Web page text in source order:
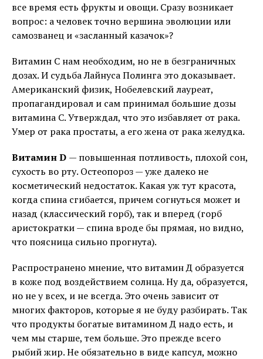
все время есть фрукты и овощи. Сразу возникает
вопрос: а человек точно вершина эволюции или
самозванец и «засланный казачок»?
Витамин С нам необходим, но не в безграничных
дозах. И судьба Лайнуса Полинга это доказывает.
Американский физик, Нобелевский лауреат,
пропагандировал и сам принимал большие дозы
витамина С. Утверждал, что это избавляет от рака.
Умер от рака простаты, а его жена от рака желудка.
ВитаминD — повышенная потливость, плохой сон,
сухость во рту. Остеопороз — уже далеко не
косметический недостаток. Какая уж тут красота,
когда спина сгибается, причем согнуться может и
назад (классический горб), так и вперед (горб
аристократки — спина вроде бы прямая, но видно,
что поясница сильно прогнута).
Распространено мнение, что витамин Д образуется
в коже под воздействием солнца. Ну да, образуется,
но не у всех, и не всегда. Это очень зависит от
многих факторов, которые я не буду разбирать. Так
что продукты богатые витамином Д надо есть, и
чем мы старше, тем больше. Это прежде всего
рыбий жир. Не обязательно в виде капсул, можно